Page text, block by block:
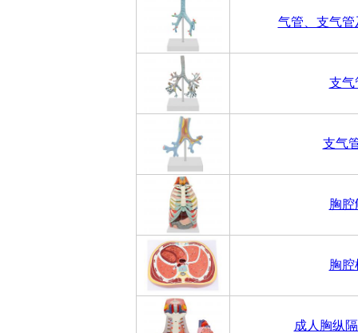
气管、支气
支气
支气
胸腔
胸腔
成人胸纵